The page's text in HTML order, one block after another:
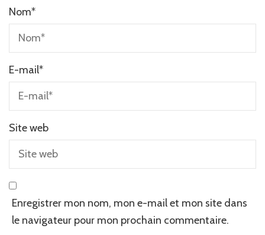
Nom*
E-mail*
Site web
Enregistrer mon nom, mon e-mail et mon site dans
le navigateur pour mon prochain commentaire.